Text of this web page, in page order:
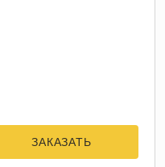
ЗАКАЗАТЬ